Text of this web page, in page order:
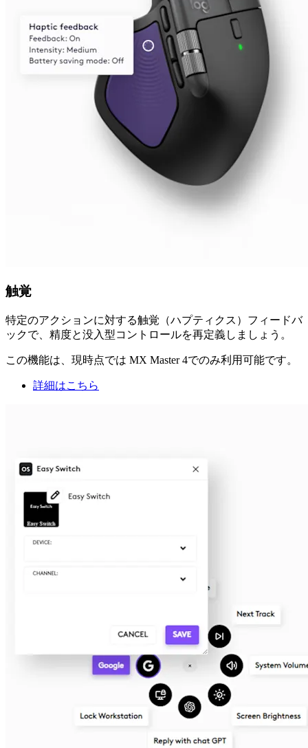
触覚
特定のアクションに対する触覚（ハプティクス）フィードバ
ックで、精度と没入型コントロールを再定義しましょう。
この機能は、現時点では MX Master 4でのみ利用可能です。
詳細はこちら